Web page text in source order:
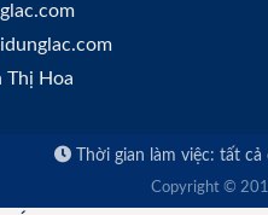
Thị Hoa
Thời gian làm việc: tất cả
Copyright ©